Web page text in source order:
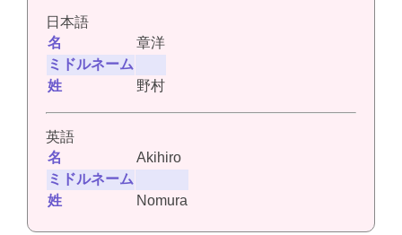
日本語
名
章洋
ミドルネーム
姓
野村
英語
名
Akihiro
ミドルネーム
姓
Nomura